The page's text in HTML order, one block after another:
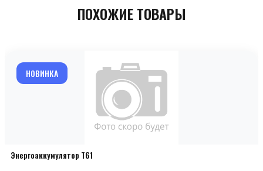
ПОХОЖИЕ ТОВАРЫ
НОВИНКА
Энергоаккумулятор T61